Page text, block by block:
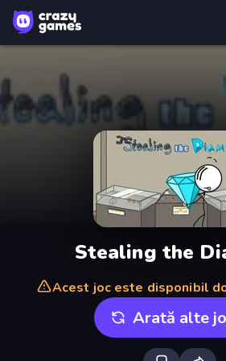
Stealing the
Acest joc este disponibil
Arată alte